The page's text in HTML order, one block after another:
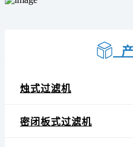
烛式过滤机
密闭板式过滤机